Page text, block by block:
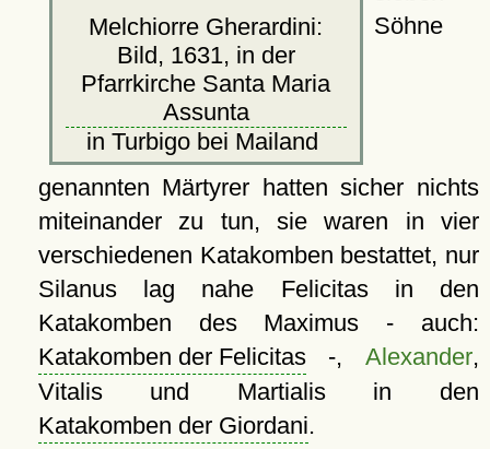
Melchiorre Gherardini:
Bild, 1631, in der
Pfarrkirche Santa Maria
Assunta
in Turbigo bei Mailand
Söhne
genannten Märtyrer hatten sicher nichts
miteinander zu tun, sie waren in vier
verschiedenen Katakomben bestattet, nur
Silanus lag nahe Felicitas in den
Katakomben des Maximus - auch:
Katakomben der Felicitas-, Alexander,
Vitalis und Martialis in den
Katakomben der Giordani.